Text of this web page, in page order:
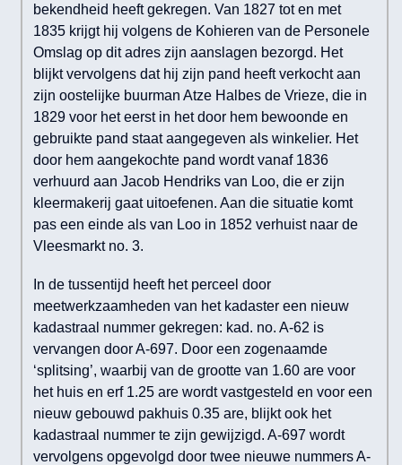
bekendheid heeft gekregen. Van 1827 tot en met
1835 krijgt hij volgens de Kohieren van de Personele
Omslag op dit adres zijn aanslagen bezorgd. Het
blijkt vervolgens dat hij zijn pand heeft verkocht aan
zijn oostelijke buurman Atze Halbes de Vrieze, die in
1829 voor het eerst in het door hem bewoonde en
gebruikte pand staat aangegeven als winkelier. Het
door hem aangekochte pand wordt vanaf 1836
verhuurd aan Jacob Hendriks van Loo, die er zijn
kleermakerij gaat uitoefenen. Aan die situatie komt
pas een einde als van Loo in 1852 verhuist naar de
Vleesmarkt no. 3.
In de tussentijd heeft het perceel door
meetwerkzaamheden van het kadaster een nieuw
kadastraal nummer gekregen: kad. no. A-62 is
vervangen door A-697. Door een zogenaamde
‘splitsing’, waarbij van de grootte van 1.60 are voor
het huis en erf 1.25 are wordt vastgesteld en voor een
nieuw gebouwd pakhuis 0.35 are, blijkt ook het
kadastraal nummer te zijn gewijzigd. A-697 wordt
vervolgens opgevolgd door twee nieuwe nummers A-